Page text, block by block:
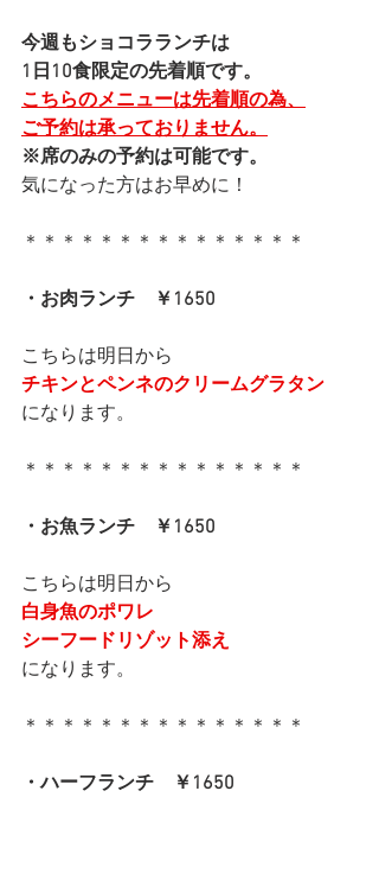
今週もショコラランチは
1日10食限定の先着順です。
こちらのメニューは先着順の為、
ご予約は承っておりません。
※席のみの予約は可能です。
気になった方はお早めに！
＊＊＊＊＊＊＊＊＊＊＊＊＊＊＊
・お肉ランチ　￥1650
こちらは明日から
チキンとペンネのクリームグラタン
になります。
＊＊＊＊＊＊＊＊＊＊＊＊＊＊＊
・お魚ランチ　￥1650
こちらは明日から
白身魚のポワレ
シーフードリゾット添え
になります。
＊＊＊＊＊＊＊＊＊＊＊＊＊＊＊
・ハーフランチ　￥1650